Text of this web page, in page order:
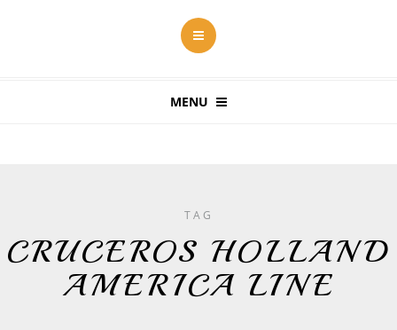
MENU
TAG
CRUCEROS HOLLAND
AMERICA LINE